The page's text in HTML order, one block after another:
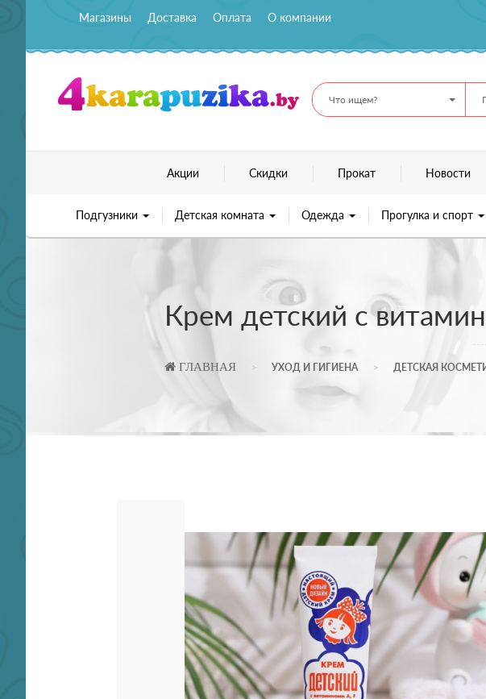
Магазины Доставка Оплата О компании
Что ищем?
Акции Скидки Прокат Новости
Подгузники Детская комната Одежда Прогулка и спорт
Крем детский с
ГЛАВНАЯ УХОД И ГИГИЕНА ДЕТСКАЯ